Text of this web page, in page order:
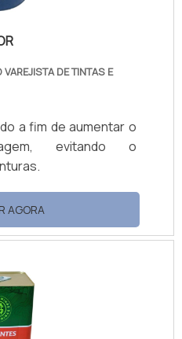
DE TINTAS E
a fim de aumentar o
evitando o
AGORA